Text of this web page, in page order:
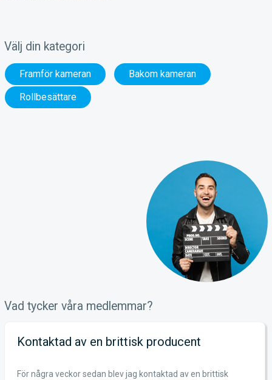
Välj din kategori
Framför kameran
Bakom kameran
Rollbesättare
Vad tycker våra medlemmar?
Kontaktad av en brittisk producent
För några veckor sedan blev jag kontaktad av en brittisk